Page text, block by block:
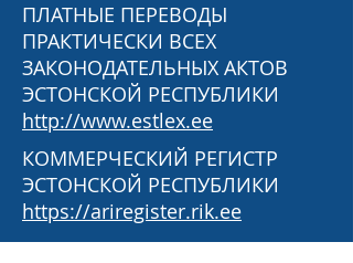
ПЛАТНЫЕ ПЕРЕВОДЫ
ПРАКТИЧЕСКИ ВСЕХ
ЗАКОНОДАТЕЛЬНЫХ АКТОВ
ЭСТОНСКОЙ РЕСПУБЛИКИ
http://www.estlex.ee
КОММЕРЧЕСКИЙ РЕГИСТР
ЭСТОНСКОЙ РЕСПУБЛИКИ
https://ariregister.rik.ee
РЕГИСТР ЗАКОНОДАТЕЛЬНЫХ